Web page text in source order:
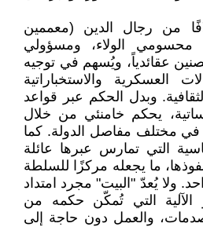
من رجال الدين (معممين
محسومي الولاء، ومسؤولي
عقائدياً، ويُسهم في توجيه
العسكرية والاستخباراتية
وبدل الحكم عبر قواعد
يحكم خامنئي من خلال
في مختلف مفاصل الدولة. كما
التي تمارس عبرها عائلة
نفوذها، ما يجعله مركزًا للسلطة
ولا يُعدّ "البيت" مجرد امتداد
التي تُمكّن حكمه من
والعمل دون حاجة إلى